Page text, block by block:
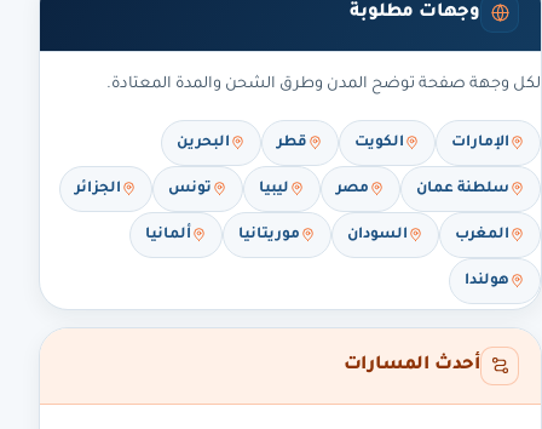
وجهات مطلوبة
لكل وجهة صفحة توضح المدن وطرق الشحن والمدة المعتادة.
الإمارات الكويت قطر البحرين
سلطنة عمان مصر ليبيا تونس الجزائر
المغرب السودان موريتانيا ألمانيا
هولندا
أحدث المسارات